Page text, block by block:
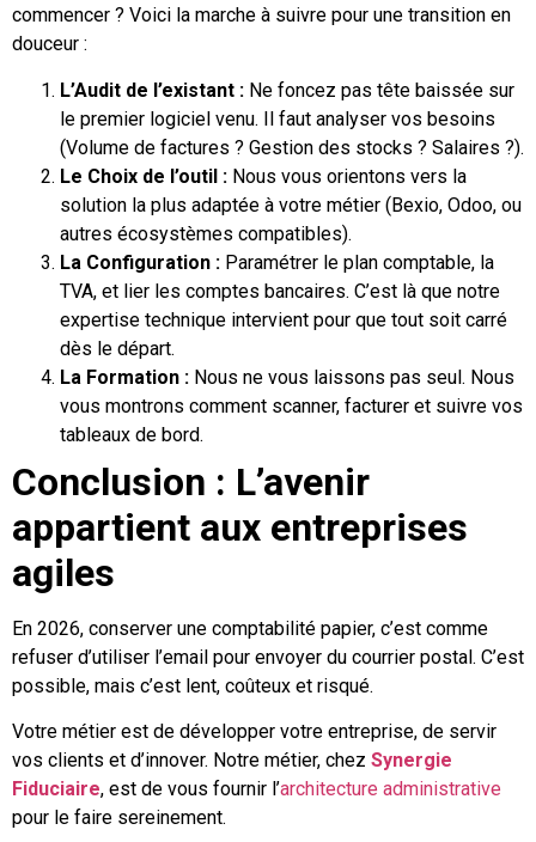
commencer ? Voici la marche à suivre pour une transition en
douceur :
L’Audit de l’existant : Ne foncez pas tête baissée sur
le premier logiciel venu. Il faut analyser vos besoins
(Volume de factures ? Gestion des stocks ? Salaires ?).
Le Choix de l’outil : Nous vous orientons vers la
solution la plus adaptée à votre métier (Bexio, Odoo, ou
autres écosystèmes compatibles).
La Configuration : Paramétrer le plan comptable, la
TVA, et lier les comptes bancaires. C’est là que notre
expertise technique intervient pour que tout soit carré
dès le départ.
La Formation : Nous ne vous laissons pas seul. Nous
vous montrons comment scanner, facturer et suivre vos
tableaux de bord.
Conclusion : L’avenir
appartient aux entreprises
agiles
En 2026, conserver une comptabilité papier, c’est comme
refuser d’utiliser l’email pour envoyer du courrier postal. C’est
possible, mais c’est lent, coûteux et risqué.
Votre métier est de développer votre entreprise, de servir
vos clients et d’innover. Notre métier, chez Synergie
Fiduciaire, est de vous fournir l’architecture administrative
pour le faire sereinement.